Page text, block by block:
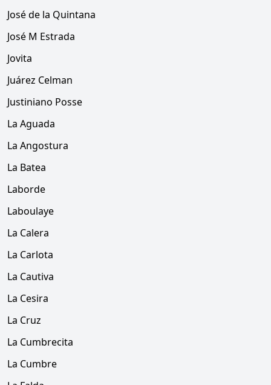
José de la Quintana
José M Estrada
Jovita
Juárez Celman
Justiniano Posse
La Aguada
La Angostura
La Batea
Laborde
Laboulaye
La Calera
La Carlota
La Cautiva
La Cesira
La Cruz
La Cumbrecita
La Cumbre